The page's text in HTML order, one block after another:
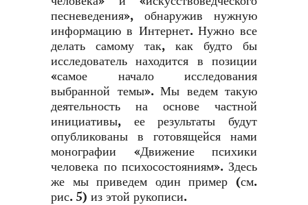
песневедения», обнаружив нужную
информацию в Интернет. Нужно все
делать самому так, как будто бы
исследователь находится в позиции
«самое начало исследования
выбранной темы». Мы ведем такую
деятельность на основе частной
инициативы, ее результаты будут
опубликованы в готовящейся нами
монографии «Движение психики
человека по психосостояниям». Здесь
же мы приведем один пример (см.
рис. 5) из этой рукописи.